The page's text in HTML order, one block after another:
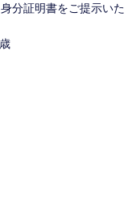
分証明書をご提示いた